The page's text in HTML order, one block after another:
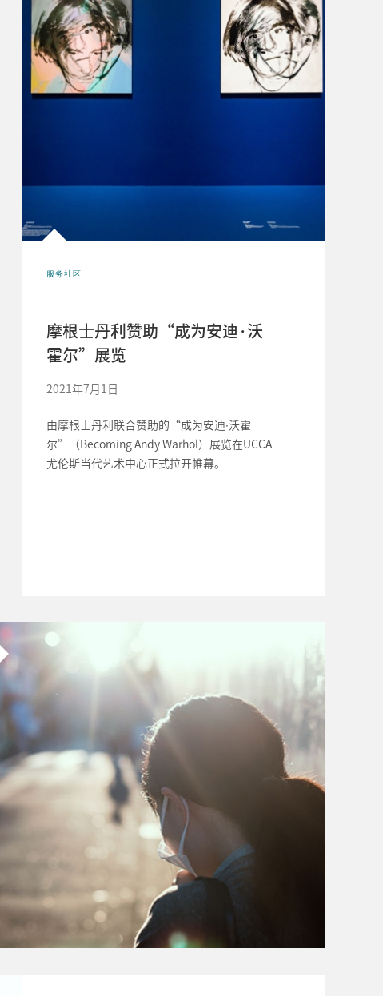
服务社区
摩根士丹利赞助“成为安迪·沃
霍尔”展览
2021年7月1日
由摩根士丹利联合赞助的“成为安迪∙沃霍
尔”（Becoming Andy Warhol）展览在UCCA
尤伦斯当代艺术中心正式拉开帷幕。